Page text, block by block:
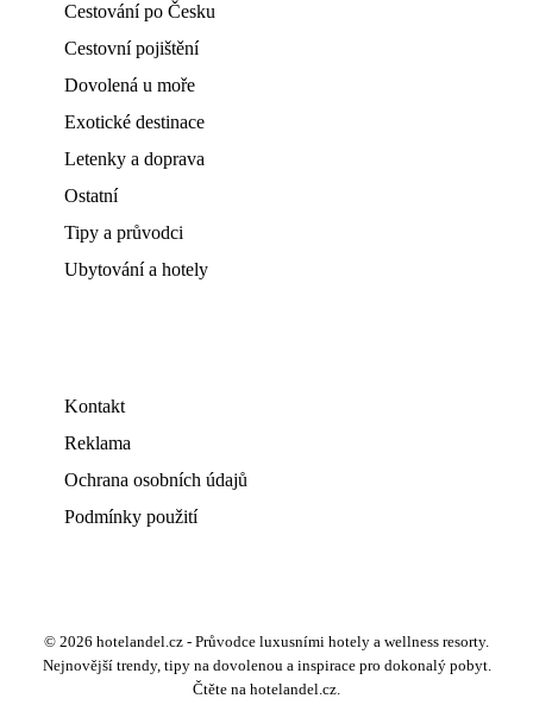
Cestování po Česku
Cestovní pojištění
Dovolená u moře
Exotické destinace
Letenky a doprava
Ostatní
Tipy a průvodci
Ubytování a hotely
Kontakt
Reklama
Ochrana osobních údajů
Podmínky použití
© 2026 hotelandel.cz - Průvodce luxusními hotely a wellness resorty.
Nejnovější trendy, tipy na dovolenou a inspirace pro dokonalý pobyt.
Čtěte na hotelandel.cz.